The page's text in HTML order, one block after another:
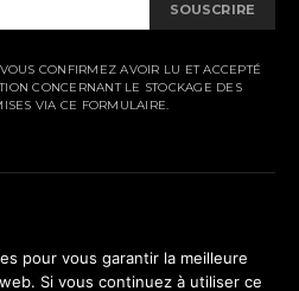
SOUSCRIRE
CONFIRMEZ AVOIR LU ET ACCEPTÉ
CONCERNANT LE STOCKAGE DES
VIA CE FORMULAIRE.
pour vous garantir la meilleure
Si vous continuez à utiliser ce